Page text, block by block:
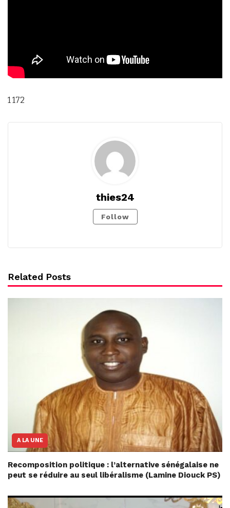
1 172
thies24
Follow
Related Posts
A LA UNE
Recomposition politique : l’alternative sénégalaise ne
peut se réduire au seul libéralisme (Lamine Diouck PS)